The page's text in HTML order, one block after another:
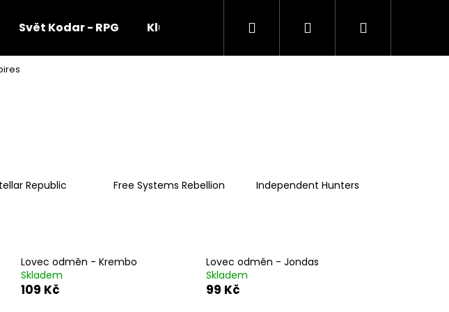
Svět Kodar - RPG Klubovna SoutěžeHledat PřihlášeníNákupní
Republic Free Systems Rebellion Independent Hunters
Lovec odměn - Krembo
Skladem
109 Kč
Lovec odměn - Jondas
Skladem
99 Kč